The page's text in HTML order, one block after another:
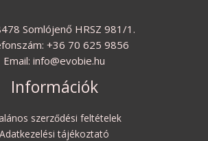
Somlójenő HRSZ 981/1.
+36 70 625 9856
Email: info@evobie.hu
Információk
szerződési feltételek
Adatkezelési tájékoztató